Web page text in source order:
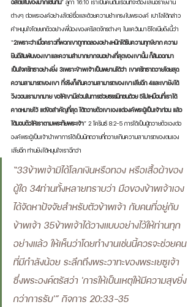
อสัตย์ในของมากเช่นกัน” ลูกา 16:10 เราเป็นคนต้นเรือนที่จะต้องเสนอรายงาน
ต่างๆ ต่อพระองค์อย่างสัตย์ซื่อและด้วยความยำเกรงในพระองค์ เปาโลได้กล่าว
คำหนุนใจโดยยกตัวอย่างพี่น้องของคริสตจักรต่างๆ ในแคว้นมาซิโดเนียดังนี้ว่า
“2เพราะว่าเมื่อคราวที่พวกเขาถูกทดลองอย่างหนักได้รับความทุกข์ยาก ความ
ยินดีล้นพ้นของเขาและความลำบากยากจนอย่างที่สุดของเขานั้น ก็ล้นออกมา
เป็นใจศรัทธาอย่างยิ่ง 3เพราะข้าพเจ้าเป็นพยานได้ว่า เขาศรัทธาถวายโดยสุด
ความสามารถของเขา ที่จริงก็เกินความสามารถของเขาเสียอีก 4และเขายังได้
วิงวอนเรามากมาย ขอให้เขามีส่วนในการช่วยธรรมิกชนด้วย 5ไม่เหมือนที่เราได้
คาดหมายไว้ แต่ข้อสำคัญที่สุด ได้ถวายตัวเขาเองแด่องค์พระผู้เป็นเจ้าก่อน แล้ว
ได้มอบตัวให้เราตามพระทัยพระเจ้า” 2 โครินธ์ 8:2-5 การได้เป็นผู้ถวายตัวเองต่อ
องค์พระผู้เป็นเจ้านำพาการได้เป็นนักถวายที่ถวายเกินความสามารถของตนเอง
เสียอีก ท่านยังได้หนุนใจเราอีกว่า
“33ข้าพเจ้ามิได้โลภเงินหรือทอง หรือเสื้อผ้าของ
ผู้ใด 34ท่านทั้งหลายทราบว่า มือของข้าพเจ้าเอง
ได้จัดหาปัจจัยสำหรับตัวข้าพเจ้า กับคนที่อยู่กับ
ข้าพเจ้า 35ข้าพเจ้าได้วางแบบอย่างไว้ให้ท่านทุก
อย่างแล้ว ให้เห็นว่าโดยทำงานเช่นนี้ควรจะช่วยคน
ที่มีกำลังน้อย ระลึกถึงพระวาทะของพระเยซูเจ้า
ซึ่งพระองค์ตรัสว่า 'การให้เป็นเหตุให้มีความสุขยิ่ง
กว่าการรับ'” กิจการ 20:33-35